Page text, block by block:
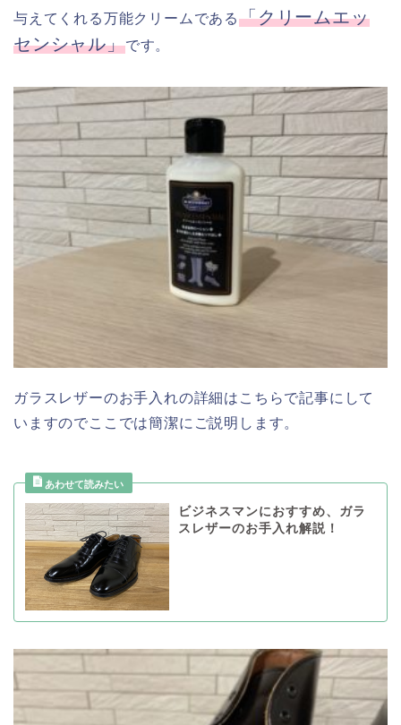
与えてくれる万能クリームである「クリームエッ
センシャル」です。
ガラスレザーのお手入れの詳細はこちらで記事にして
いますのでここでは簡潔にご説明します。
ビジネスマンにおすすめ、ガラ
スレザーのお手入れ解説！